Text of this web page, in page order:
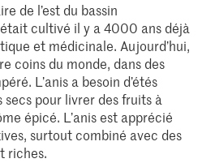
de l’est du bassin
cultivé il y a 4000 ans déjà
et médicinale. Aujourd’hui,
coins du monde, dans des
L’anis a besoin d’étés
secs pour livrer des fruits à
épicé. L’anis est apprécié
surtout combiné avec des
riches.